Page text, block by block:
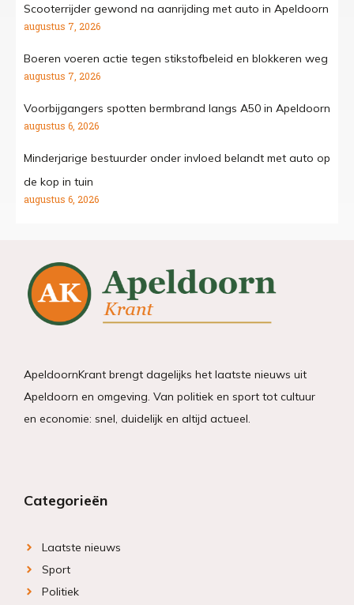
Scooterrijder gewond na aanrijding met auto in Apeldoorn
augustus 7, 2026
Boeren voeren actie tegen stikstofbeleid en blokkeren weg
augustus 7, 2026
Voorbijgangers spotten bermbrand langs A50 in Apeldoorn
augustus 6, 2026
Minderjarige bestuurder onder invloed belandt met auto op
de kop in tuin
augustus 6, 2026
ApeldoornKrant brengt dagelijks het laatste nieuws uit
Apeldoorn en omgeving. Van politiek en sport tot cultuur
en economie: snel, duidelijk en altijd actueel.
Categorieën
Laatste nieuws
Sport
Politiek